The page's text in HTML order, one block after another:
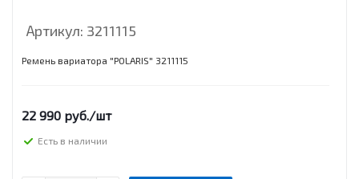
Артикул: 3211115
Ремень вариатора "POLARIS" 3211115
22 990 руб./шт
Есть в наличии